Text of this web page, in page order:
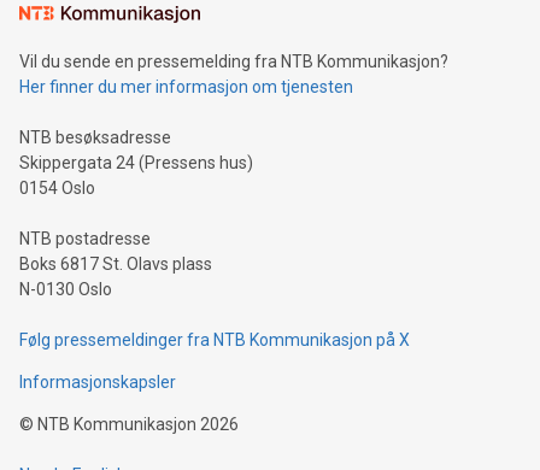
Vil du sende en pressemelding fra NTB Kommunikasjon?
Her finner du mer informasjon om tjenesten
NTB besøksadresse
Skippergata 24 (Pressens hus)
0154 Oslo
NTB postadresse
Boks 6817 St. Olavs plass
N-0130 Oslo
Følg pressemeldinger fra NTB Kommunikasjon på X
Informasjonskapsler
© NTB Kommunikasjon 2026